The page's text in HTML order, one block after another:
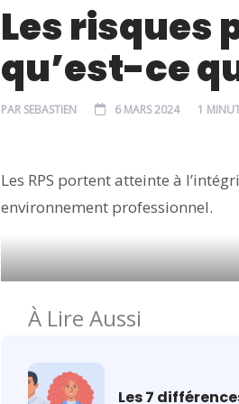
Les risques
qu’est-ce
PAR SEBASTIEN 6 MARS 2024 1
Les RPS portent atteinte à
environnement professionnel.
À Lire Aussi
Les 7